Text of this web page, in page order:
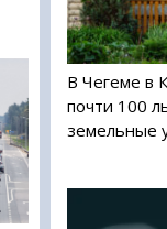
В Чегеме в
почти 100
земельные